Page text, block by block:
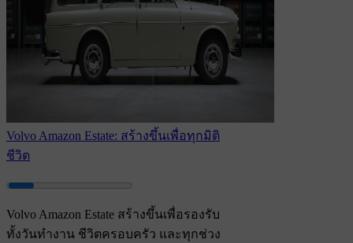
Volvo Amazon Estate: สร้างขึ้นเพื่อทุกมิติ
ชีวิต
Volvo Amazon Estate สร้างขึ้นเพื่อรองรับ
ทั้งวันทำงาน ชีวิตครอบครัว และทุกช่วง